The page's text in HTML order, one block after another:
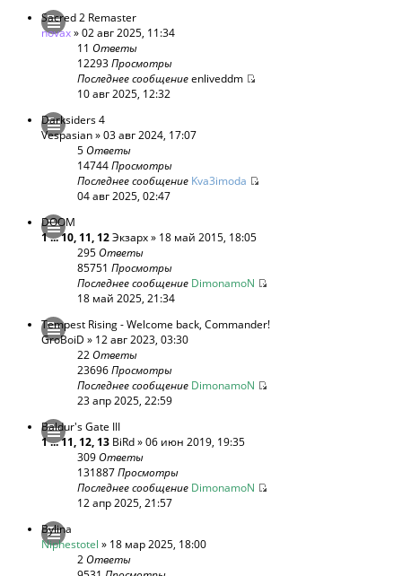
Sacred 2 Remaster
novax» 02 авг 2025, 11:34
11 Ответы
12293Просмотры
Последнее сообщениеenliveddm
10 авг 2025, 12:32
Darksiders 4
Vespasian» 03 авг 2024, 17:07
5Ответы
14744Просмотры
Последнее сообщение Kva3imoda
04 авг 2025, 02:47
DOOM
1...10, 11, 12Экзарх» 18 май 2015, 18:05
295Ответы
85751 Просмотры
Последнее сообщение DimonamoN
18 май 2025, 21:34
Tempest Rising - Welcome back, Commander!
GroBoiD » 12 авг 2023, 03:30
22Ответы
23696Просмотры
Последнее сообщение DimonamoN
23 апр 2025, 22:59
Baldur's Gate III
1...11, 12, 13 BiRd» 06 июн 2019, 19:35
309Ответы
131887Просмотры
Последнее сообщение DimonamoN
12 апр 2025, 21:57
Bylina
Niphestotel » 18 мар 2025, 18:00
2Ответы